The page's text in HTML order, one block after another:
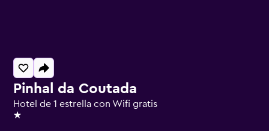
Pinhal da Coutada
Hotel de 1 estrella con Wifi gratis
1 estrella